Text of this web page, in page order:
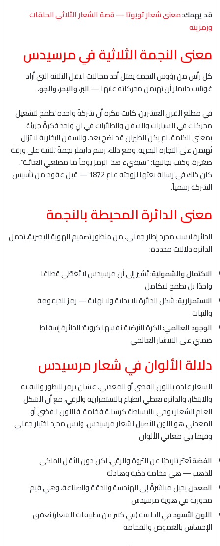
قد يهمك:معنى شعار تويوتا — قصة الشعار الثلاثي الحلقات
ورمزيته
معنى النجمة الثلاثية في مرسيدس
كل رأس من رؤوس النجمة يمثل أحد مجالات النقل الثلاثة التي أراد
غوتليب دايملر أن تهيمن محركاته عليها —البر، والبحر، والجو.
في مطلع القرن العشرين، كانت فكرة أن شركةً واحدة تطمح لتشغيل
محركات في السيارات والسفن والطائرات في آنٍ واحد فكرةً جريئة
بمعنى الكلمة. لم يكن الطيران قد نضج بعد، والسفن البخارية لا تزال
تُهيمن على التجارة البحرية. ومع ذلك، رسم دايملر نجمةً ثلاثية على ورقة
صغيرة، وكتب بجانبها: “سيضيء هذا الرمز يوماً ما مصنعي العائلة”.
كان ذلك في رسالة بعثها لزوجته عام 1872 — قبل عقود من تأسيس
الشركة رسمياً.
معنى الدائرة المحيطة بالنجمة
الدائرة ليست مجرد إطار جمالي. من منظور تصميم الهوية البصرية، تحمل
الدائرة دلالات محددة:
الاكتمال والشمولية: تُشير إلى أن مرسيدس لا تُغطّي قطاعًا
واحدًا بل تطمح للتكامل
الاستمرارية: شكل الدائرة بلا بداية ولا نهاية — رمز للديمومة
والثبات
الوجود العالمي: الكرة الأرضية نفسها كروية؛ الدائرة إسقاط
ضمني على الانتشار العالمي
دلالة الألوان في شعار مرسيدس
الشعار عادة باللون الفضي أو المعدني، عشان يرمز للتطور والتقنية
والابتكار، والدائرة تعطي انطباع بالاستمرارية والرقي، مع أن الشكل
العام للشعار يوحي بالبساطة كرسالة فخامة. فاللون الفضي أو
المعدني هو اللون الأصيل لشعار مرسيدس، وليس مجرد اختيار جمالي
وفيما يلي معاني الألوان:
الفضةتُعبّر تاريخيًا عن الثروة والرقي، لكن دون الثقل الملكي
للذهب — هي فخامة ذكية وهادئة
المعدنيحيل مباشرةً إلى الهندسة والدقة والصناعة، وهي قيم
محورية في هوية مرسيدس
اللون الأسودفي الخلفية (في كثير من تطبيقات الشعار) يُعمّق
الإحساس بالغموض والفخامة